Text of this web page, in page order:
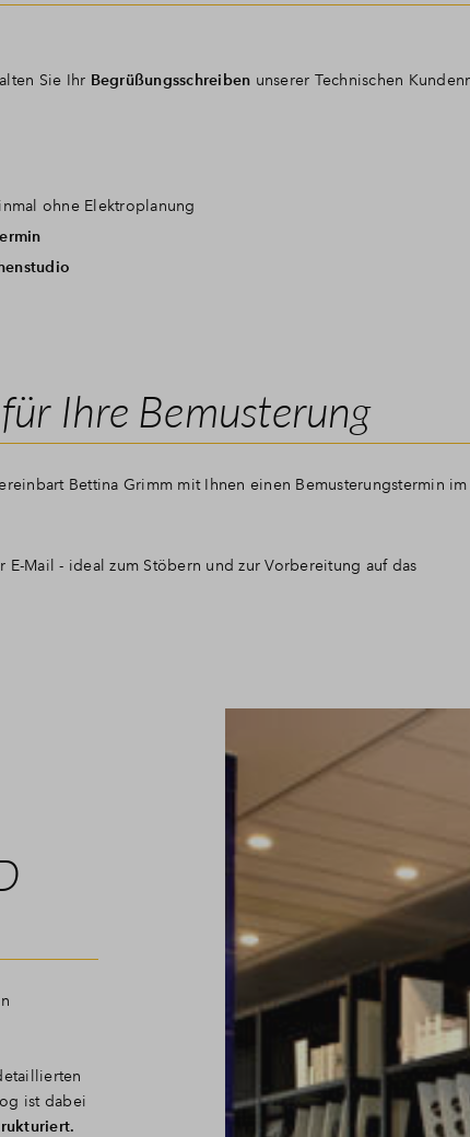
Sie Ihr Begrüßungsschreiben unserer Technischen
ohne Elektroplanung
Ihre Bemusterung
Bettina Grimm mit Ihnen einen Bemusterungstermin
E-Mail - ideal zum Stöbern und zur Vorbereitung auf das
ist dabei